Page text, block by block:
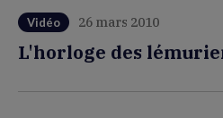
Vidéo 26 mars 2010
L'horloge des